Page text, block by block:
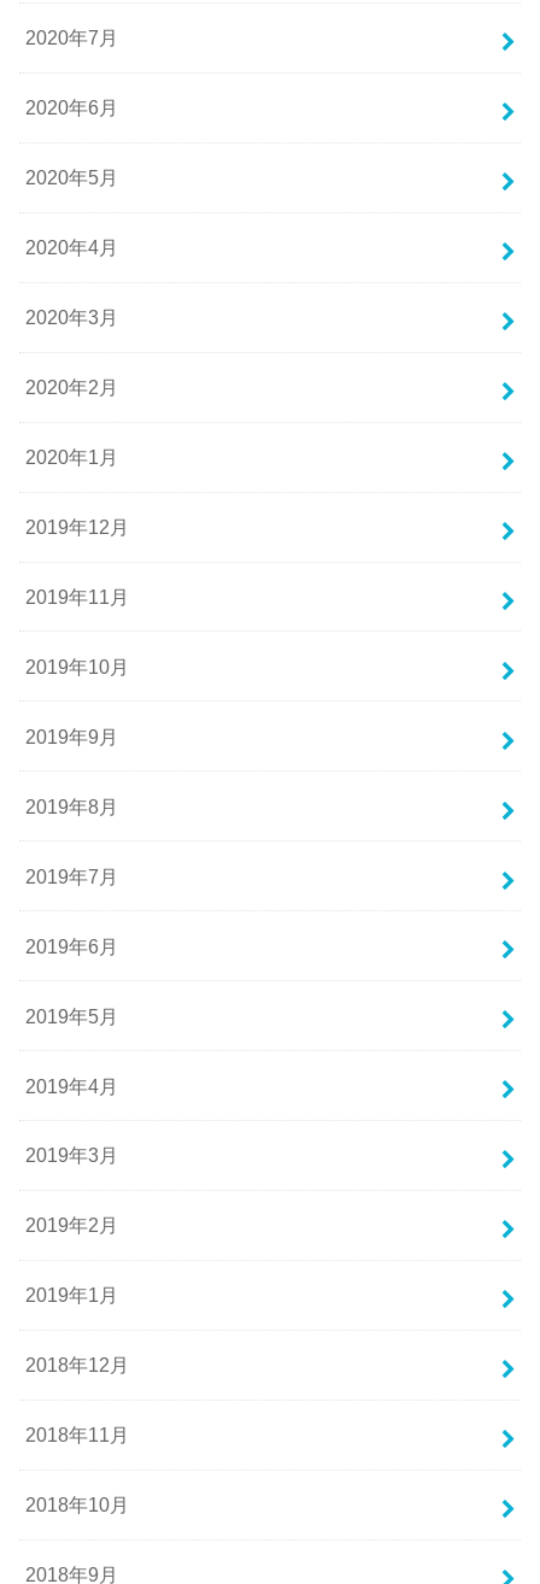
2020年7月
2020年6月
2020年5月
2020年4月
2020年3月
2020年2月
2020年1月
2019年12月
2019年11月
2019年10月
2019年9月
2019年8月
2019年7月
2019年6月
2019年5月
2019年4月
2019年3月
2019年2月
2019年1月
2018年12月
2018年11月
2018年10月
2018年9月